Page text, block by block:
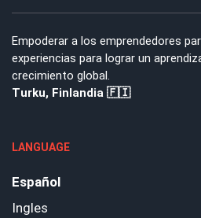
Empoderar a los emprendedores
experiencias para lograr un
crecimiento global.
Turku, Finlandia 🇫🇮
LANGUAGE
Español
Ingles